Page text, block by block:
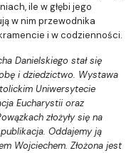
ile w głębi jego
w nim przewodnika
i w codzienności.
Danielskiego stał się
i dziedzictwo. Wystawa
Uniwersytecie
Eucharystii oraz
złożyły się na
Oddajemy ją
Wojciechem. Złożona jest